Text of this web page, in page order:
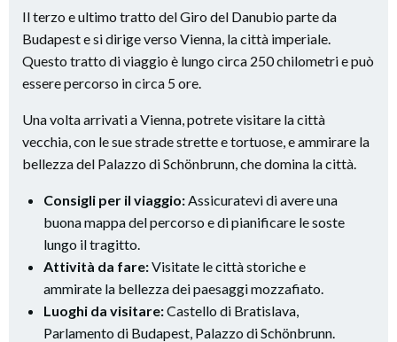
Il terzo e ultimo tratto del Giro del Danubio parte da
Budapest e si dirige verso Vienna, la città imperiale.
Questo tratto di viaggio è lungo circa 250 chilometri e può
essere percorso in circa 5 ore.
Una volta arrivati a Vienna, potrete visitare la città
vecchia, con le sue strade strette e tortuose, e ammirare la
bellezza del Palazzo di Schönbrunn, che domina la città.
Consigli per il viaggio:Assicuratevi di avere una
buona mappa del percorso e di pianificare le soste
lungo il tragitto.
Attività da fare:Visitate le città storiche e
ammirate la bellezza dei paesaggi mozzafiato.
Luoghi da visitare:Castello di Bratislava,
Parlamento di Budapest, Palazzo di Schönbrunn.